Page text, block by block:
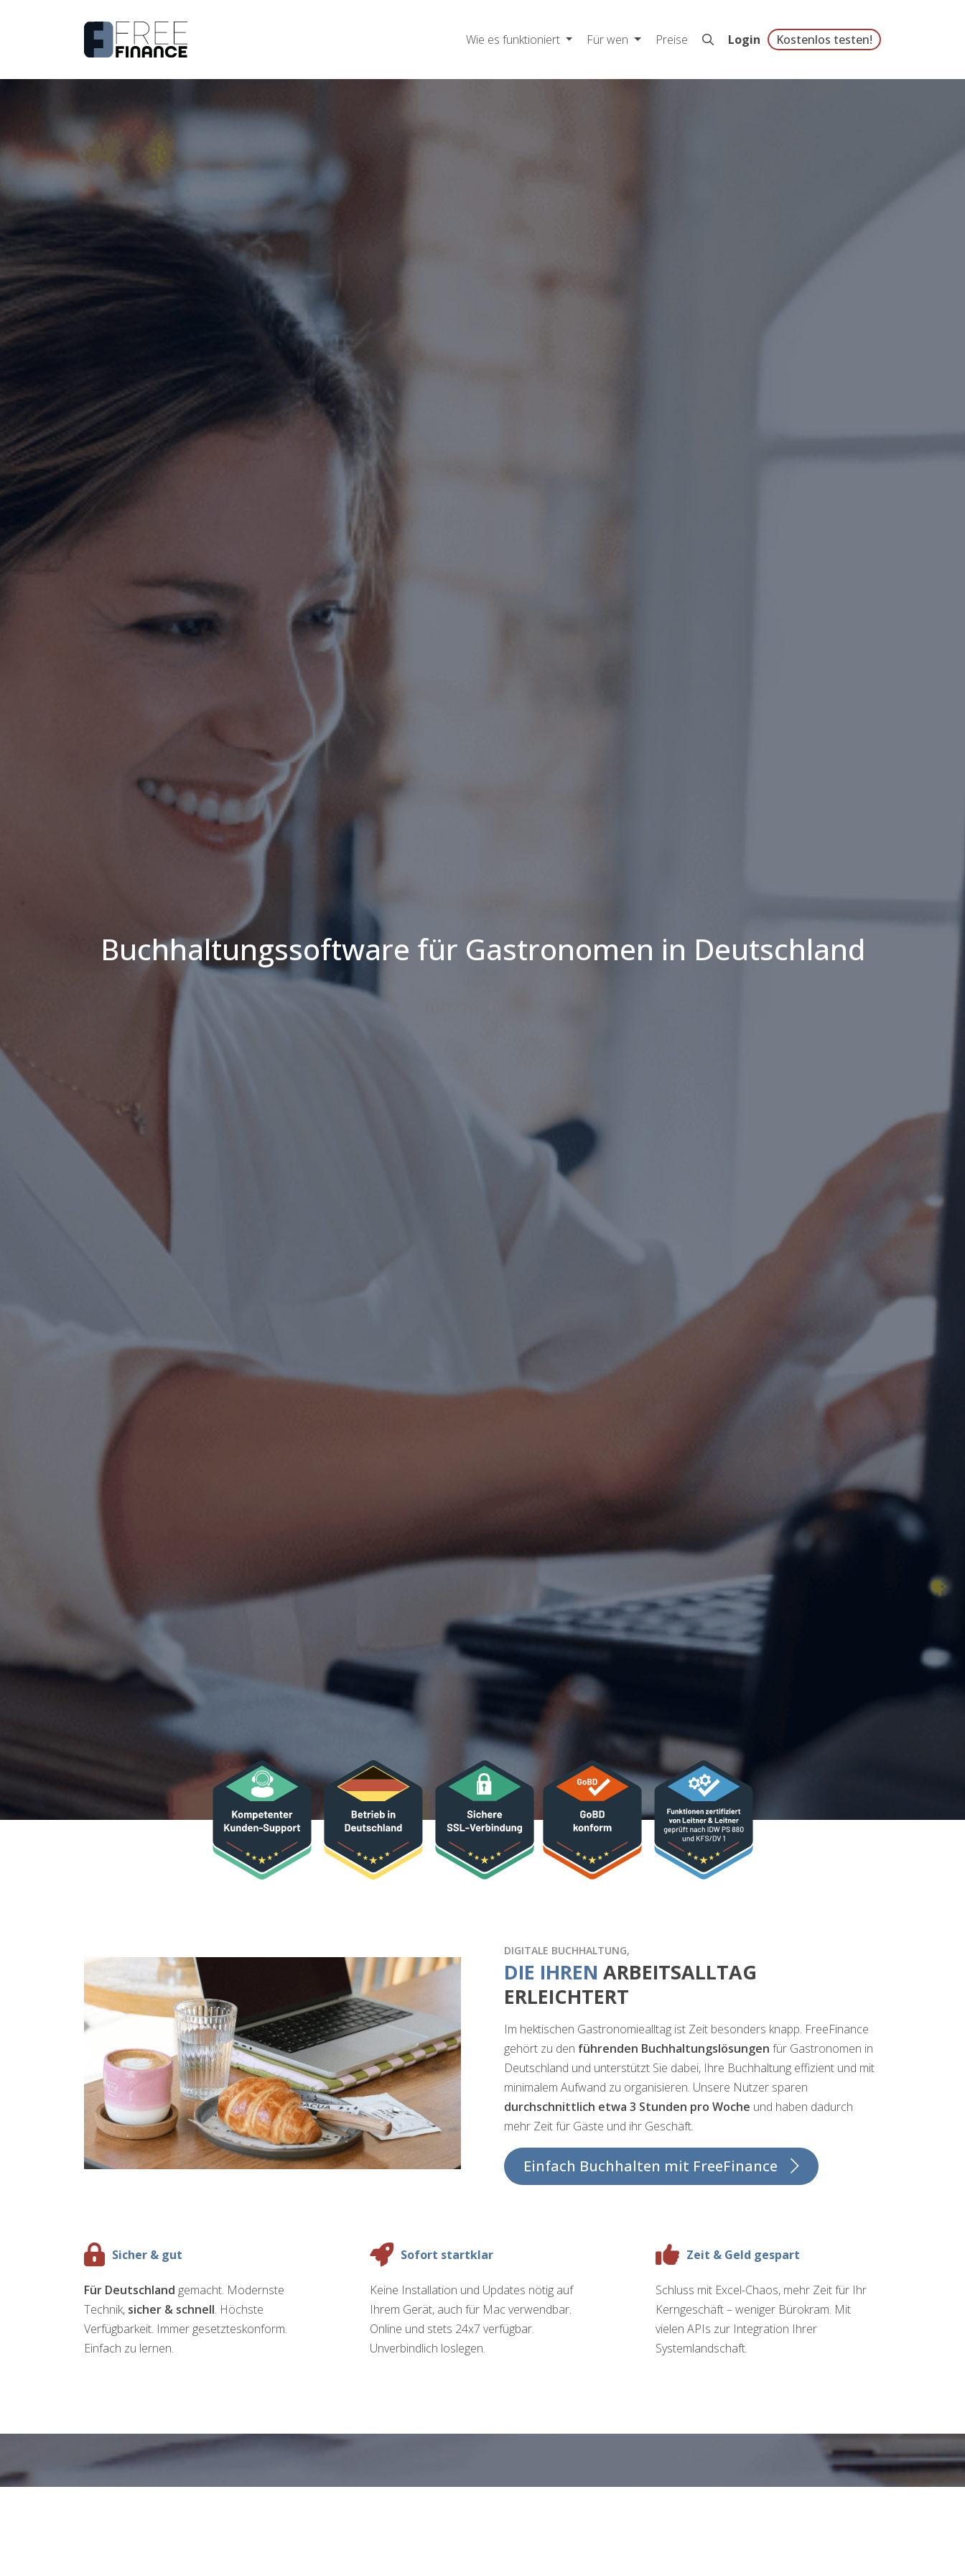
Wie es funktioniert Für wen Preise Login Kostenlos testen!
Buchhaltungssoftware für Gastronomen in Deutschland
DIGITALE BUCHHALTUNG,
DIE IHREN ARBEITSALLTAG
ERLEICHTERT
Im hektischen Gastronomiealltag ist Zeit besonders knapp. FreeFinance
gehört zu den führenden Buchhaltungslösungen für Gastronomen in
Deutschland und unterstützt Sie dabei, Ihre Buchhaltung effizient und mit
minimalem Aufwand zu organisieren. Unsere Nutzer sparen
durchschnittlich etwa 3 Stunden pro Woche und haben dadurch
mehr Zeit für Gäste und ihr Geschäft.
Einfach Buchhalten mit FreeFinance
Sicher & gut
Für Deutschland gemacht. Modernste
Technik, sicher & schnell. Höchste
Verfügbarkeit. Immer gesetzteskonform.
Einfach zu lernen.
Sofort startklar
Keine Installation und Updates nötig auf
Ihrem Gerät, auch für Mac verwendbar.
Online und stets 24x7 verfügbar.
Unverbindlich loslegen.
Zeit & Geld gespart
Schluss mit Excel-Chaos, mehr Zeit für Ihr
Kerngeschäft – weniger Bürokram. Mit
vielen APIs zur Integration Ihrer
Systemlandschaft.